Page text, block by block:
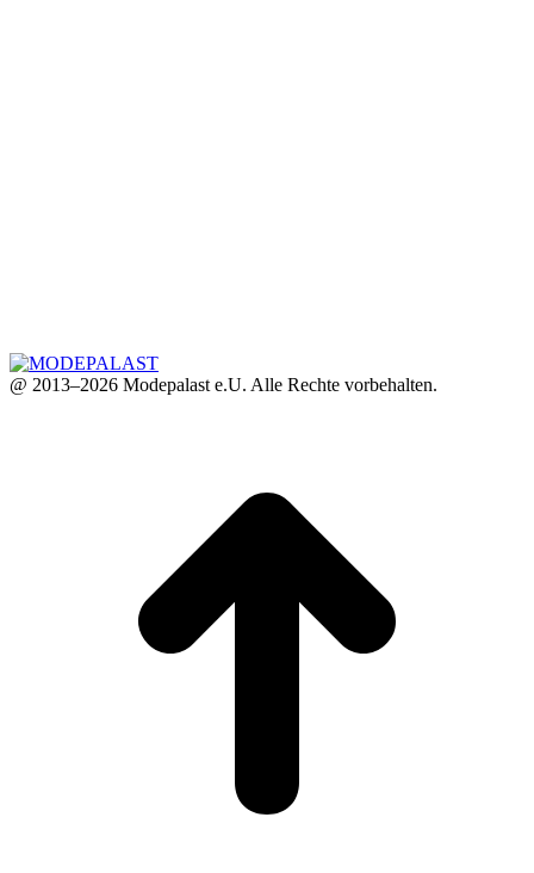
@ 2013–2026 Modepalast e.U. Alle Rechte vorbehalten.